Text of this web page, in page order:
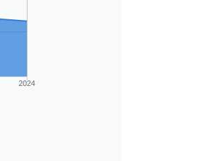
2024